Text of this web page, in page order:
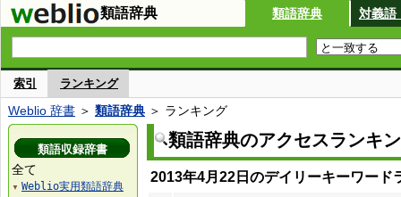
類語辞典 類語辞典 対義語
索引 ランキング
Weblio 辞書 ＞ 類語辞典 ＞ ランキング
類語辞典のアクセスランキ
2013年4月22日のデイリーキーワード
類語収録辞書
全て
▼ Weblio実用類語辞典